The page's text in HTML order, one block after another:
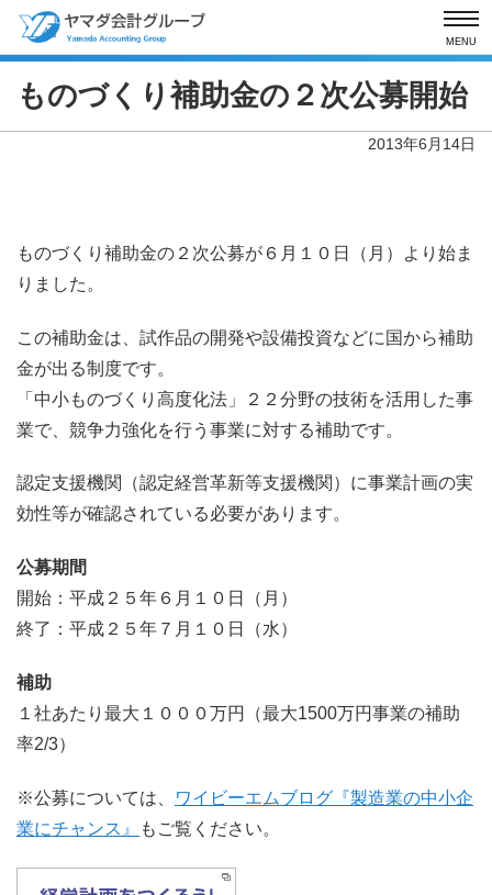
MENU
ものづくり補助金の２次公募開始
2013年6月14日
ものづくり補助金の２次公募が６月１０日（月）より始ま
りました。
この補助金は、試作品の開発や設備投資などに国から補助
金が出る制度です。
「中小ものづくり高度化法」２２分野の技術を活用した事
業で、競争力強化を行う事業に対する補助です。
認定支援機関（認定経営革新等支援機関）に事業計画の実
効性等が確認されている必要があります。
公募期間
開始：平成２５年６月１０日（月）
終了：平成２５年７月１０日（水）
補助
１社あたり最大１０００万円（最大1500万円事業の補助
率2/3）
※公募については、
ワイビーエムブログ『製造業の中小企
業にチャンス』
もご覧ください。